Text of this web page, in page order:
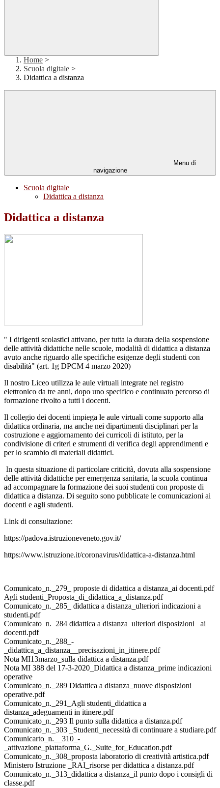
Home >
Scuola digitale >
Didattica a distanza
Menu di
navigazione
Scuola digitale
Didattica a distanza
Didattica a distanza
" I dirigenti scolastici attivano, per tutta la durata della sospensione
delle attività didattiche nelle scuole, modalità di didattica a distanza
avuto anche riguardo alle specifiche esigenze degli studenti con
disabilità" (art. 1g DPCM 4 marzo 2020)
Il nostro Liceo utilizza le aule virtuali integrate nel registro
elettronico da tre anni, dopo uno specifico e continuato percorso di
formazione rivolto a tutti i docenti.
Il collegio dei docenti impiega le aule virtuali come supporto alla
didattica ordinaria, ma anche nei dipartimenti disciplinari per la
costruzione e aggiornamento dei curricoli di istituto, per la
condivisione di criteri e strumenti di verifica degli apprendimenti e
per lo scambio di materiali didattici.
In questa situazione di particolare criticità, dovuta alla sospensione
delle attività didattiche per emergenza sanitaria, la scuola continua
ad accompagnare la formazione dei suoi studenti con proposte di
didattica a distanza. Di seguito sono pubblicate le comunicazioni ai
docenti e agli studenti.
Link di consultazione:
https://padova.istruzioneveneto.gov.it/
https://www.istruzione.it/coronavirus/didattica-a-distanza.html
Comunicato_n._279_ proposte di didattica a distanza_ai docenti.pdf
Agli studenti_Proposta_di_didattica_a_distanza.pdf
Comunicato_n._285_ didattica a distanza_ulteriori indicazioni a
studenti.pdf
Comunicato_n._284 didattica a distanza_ulteriori disposizioni_ ai
docenti.pdf
Comunicato_n._288_-
_didattica_a_distanza__precisazioni_in_itinere.pdf
Nota MI13marzo_sulla didattica a distanza.pdf
Nota MI 388 del 17-3-2020_Didattica a distanza_prime indicazioni
operative
Comunicato_n._289 Didattica a distanza_nuove disposizioni
operative.pdf
Comunicato_n._291_Agli studenti_didattica a
distanza_adeguamenti in itinere.pdf
Comunicato_n._293 Il punto sulla didattica a distanza.pdf
Comunicato_n._303 _Studenti_necessità di continuare a studiare.pdf
Comunicarto_n.__310_-
_attivazione_piattaforma_G._Suite_for_Education.pdf
Comunicato_n._308_proposta laboratorio di creatività artistica.pdf
Ministero Istruzione _RAI_risorse per didattica a distanza.pdf
Comunicato_n._313_didattica a distanza_il punto dopo i consigli di
classe.pdf